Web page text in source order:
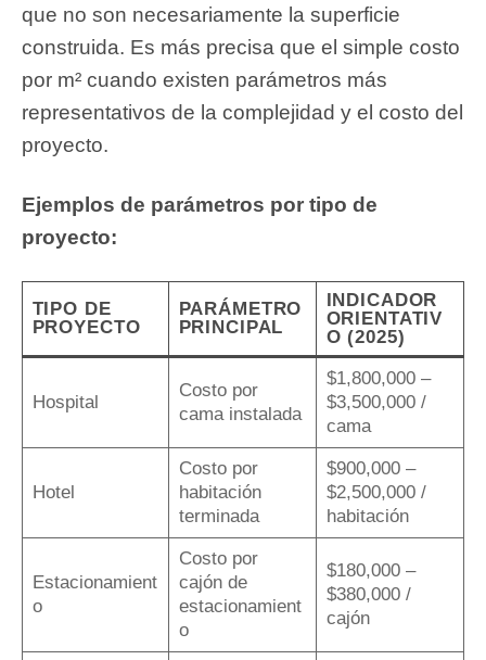
que no son necesariamente la superficie
construida. Es más precisa que el simple costo
por m² cuando existen parámetros más
representativos de la complejidad y el costo del
proyecto.
Ejemplos de parámetros por tipo de
proyecto:
TIPO DE
PROYECTO
PARÁMETRO
PRINCIPAL
INDICADOR
ORIENTATIV
O (2025)
Hospital
Costo por
cama instalada
$1,800,000 –
$3,500,000 /
cama
Hotel
Costo por
habitación
terminada
$900,000 –
$2,500,000 /
habitación
Estacionamient
o
Costo por
cajón de
estacionamient
o
$180,000 –
$380,000 /
cajón